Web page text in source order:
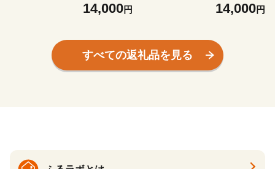
14,000円 14,000円
すべての返礼品を見る